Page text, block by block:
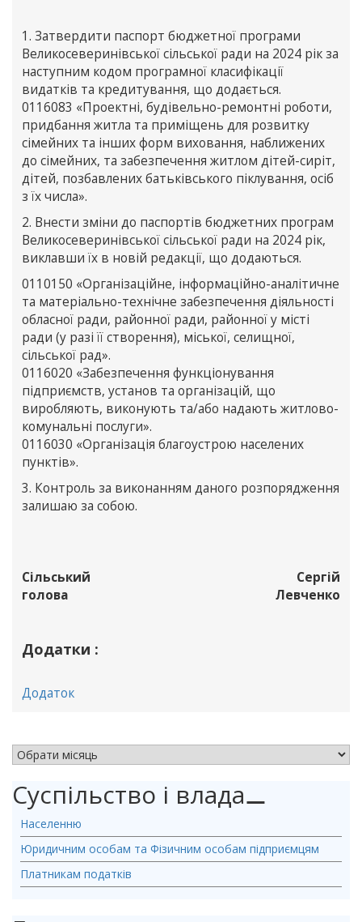
1. Затвердити паспорт бюджетної програми
Великосеверинівської сільської ради на 2024 рік за
наступним кодом програмної класифікації
видатків та кредитування, що додається.
0116083 «Проектні, будівельно-ремонтні роботи,
придбання житла та приміщень для розвитку
сімейних та інших форм виховання, наближених
до сімейних, та забезпечення житлом дітей-сиріт,
дітей, позбавлених батьківського піклування, осіб
з їх числа».
2. Внести зміни до паспортів бюджетних програм
Великосеверинівської сільської ради на 2024 рік,
виклавши їх в новій редакції, що додаються.
0110150 «Організаційне, інформаційно-аналітичне
та матеріально-технічне забезпечення діяльності
обласної ради, районної ради, районної у місті
ради (у разі її створення), міської, селищної,
сільської рад».
0116020 «Забезпечення функціонування
підприємств, установ та організацій, що
виробляють, виконують та/або надають житлово-
комунальні послуги».
0116030 «Організація благоустрою населених
пунктів».
3. Контроль за виконанням даного розпорядження
залишаю за собою.
Сільський
голова
Сергій
Левченко
Додатки :
Додаток
Суспільство і влада⚊
Населенню
Юридичним особам та Фізичним особам підприємцям
Платникам податків